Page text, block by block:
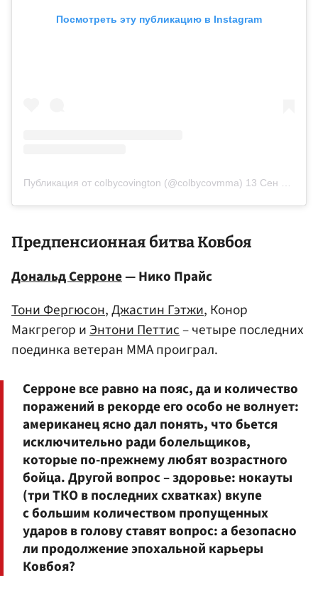
Посмотреть эту публикацию в Instagram
Публикация от colbycovington (@colbycovmma) 13 Сен 2020 в 6:46 PDT
Предпенсионная битва Ковбоя
Дональд Серроне— Нико Прайс
Тони Фергюсон,Джастин Гэтжи, Конор
Макгрегор иЭнтони Петтис– четыре последних
поединка ветеран ММА проиграл.
Серроне все равно на пояс, да и количество
поражений в рекорде его особо не волнует:
американец ясно дал понять, что бьется
исключительно ради болельщиков,
которые по-прежнему любят возрастного
бойца. Другой вопрос – здоровье: нокауты
(три ТКО в последних схватках) вкупе
с большим количеством пропущенных
ударов в голову ставят вопрос: а безопасно
ли продолжение эпохальной карьеры
Ковбоя?